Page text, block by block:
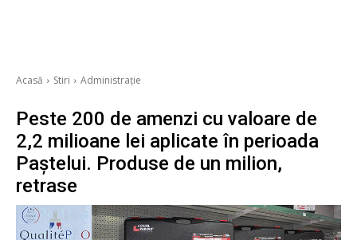
Acasă Stiri Administrație
Peste 200 de amenzi cu valoare de
2,2 milioane lei aplicate în perioada
Paștelui. Produse de un milion,
retrase